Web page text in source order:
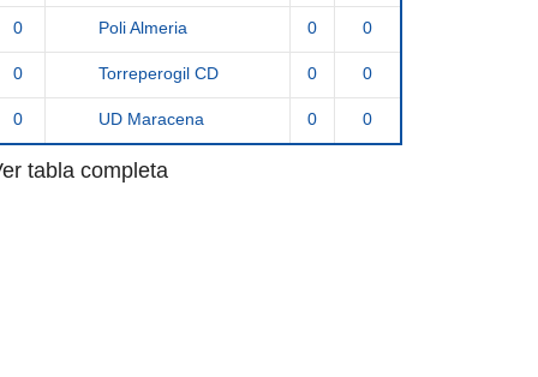
0 Poli Almeria 0 0
0 Torreperogil CD 0 0
0 UD Maracena 0 0
tabla completa